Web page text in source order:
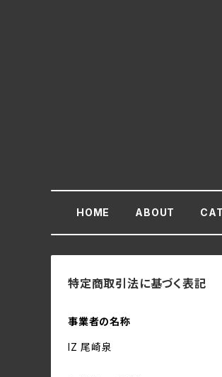
HOME ABOUT
特定商取引法に基づく表記
事業者の名称
IZ 尾崎泉